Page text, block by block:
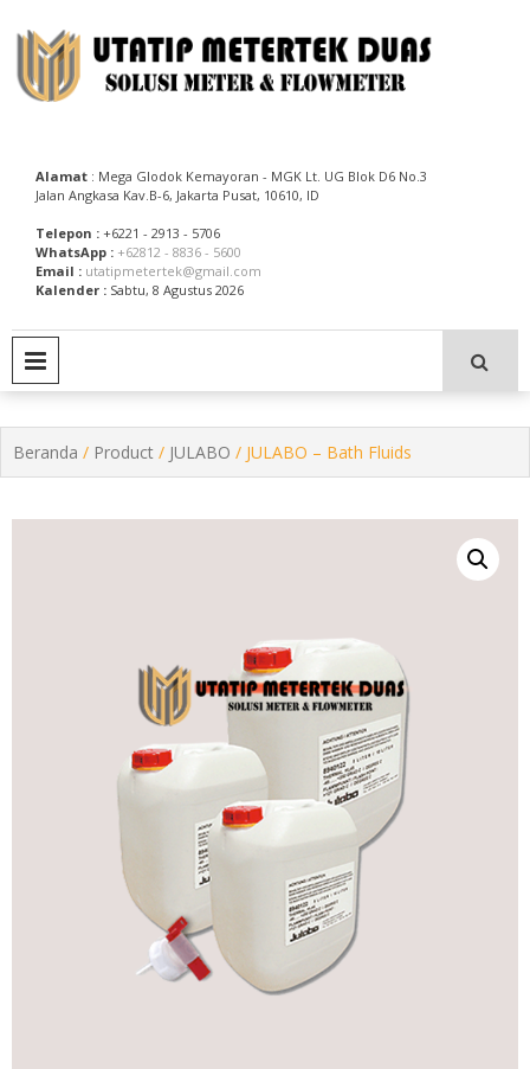
to
content
Alamat : Mega Glodok Kemayoran - MGK Lt. UG Blok D6 No.3
Jalan Angkasa Kav.B-6, Jakarta Pusat, 10610, ID
Telepon : +6221 - 2913 - 5706
WhatsApp : +62812 - 8836 - 5600
Email : utatipmetertek@gmail.com
Kalender : Sabtu, 8 Agustus 2026
Beranda / Product / JULABO / JULABO – Bath Fluids